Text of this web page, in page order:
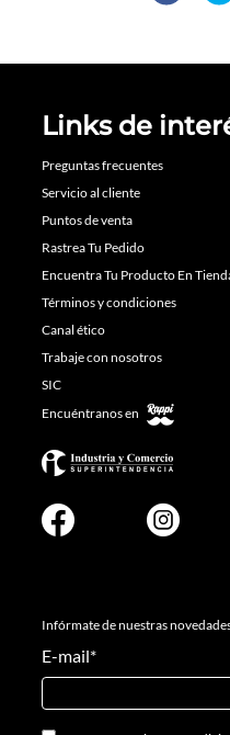
Links de
Preguntas frecuentes
Servicio al cliente
Puntos de venta
Rastrea Tu Pedido
Encuentra Tu Producto En
Términos y condiciones
Canal ético
Trabaje con nosotros
SIC
Encuéntranos en
Infórmate de nuestras
E-mail*